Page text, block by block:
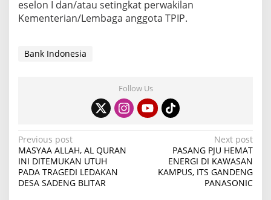
eselon I dan/atau setingkat perwakilan
Kementerian/Lembaga anggota TPIP.
Bank Indonesia
Follow Us
P
o
s
Previous post
MASYAA ALLAH, AL QURAN
INI DITEMUKAN UTUH
PADA TRAGEDI LEDAKAN
DESA SADENG BLITAR
Next post
PASANG PJU HEMAT
ENERGI DI KAWASAN
KAMPUS, ITS GANDENG
PANASONIC